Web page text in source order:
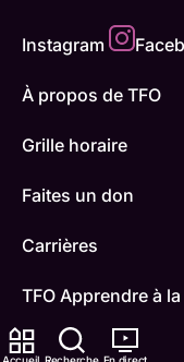
Instagram
À propos de TFO
Grille horaire
Faites un don
Carrières
TFO Apprendre à
Comment nous